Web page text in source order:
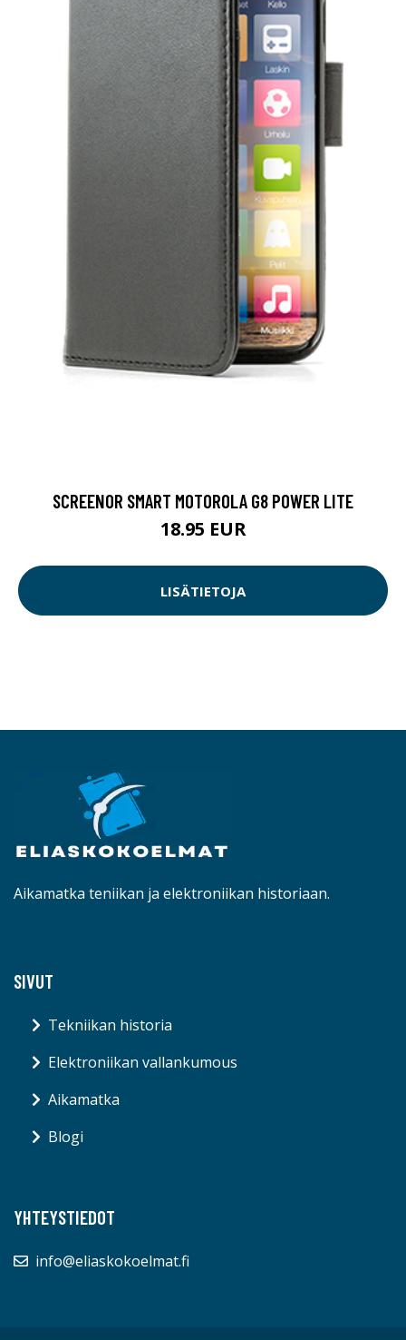
SCREENOR SMART MOTOROLA G8 POWER LITE
18.95 EUR
LISÄTIETOJA
Aikamatka teniikan ja elektroniikan historiaan.
SIVUT
Tekniikan historia
Elektroniikan vallankumous
Aikamatka
Blogi
YHTEYSTIEDOT
info@eliaskokoelmat.fi